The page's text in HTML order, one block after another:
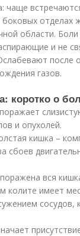
чаще
отделах
области. Боли
и не
после
газов.
коротко о
и опухолей.
кишка –
сбоев
вся
колите имеет
сосудов,